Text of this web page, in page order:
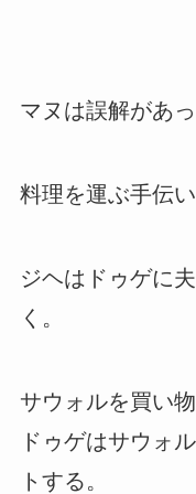
マヌは誤解があ
料理を運ぶ手伝い
ジヘはドゥゲに
く。
サウォルを買い
ドゥゲはサウォ
トする。